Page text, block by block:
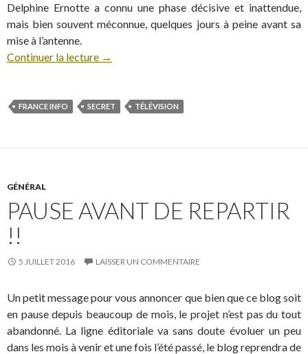
Delphine Ernotte a connu une phase décisive et inattendue,
mais bien souvent méconnue, quelques jours à peine avant sa
mise à l’antenne.
Continuer la lecture →
FRANCE INFO SECRET TÉLÉVISION
GÉNÉRAL
PAUSE AVANT DE REPARTIR
!!
5 JUILLET 2016 LAISSER UN COMMENTAIRE
Un petit message pour vous annoncer que bien que ce blog soit
en pause depuis beaucoup de mois, le projet n’est pas du tout
abandonné. La ligne éditoriale va sans doute évoluer un peu
dans les mois à venir et une fois l’été passé, le blog reprendra de